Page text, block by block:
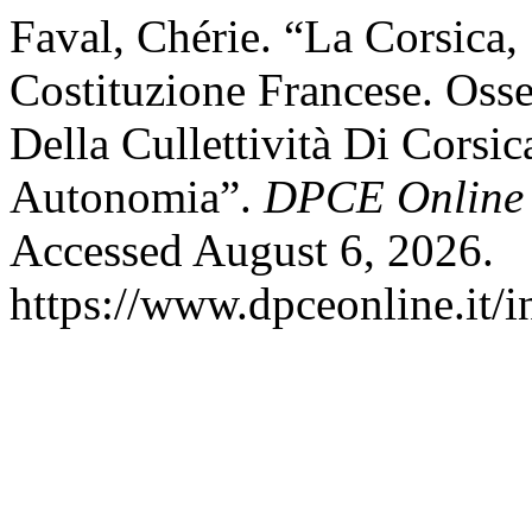
Faval, Chérie. “La Corsica,
Costituzione Francese.
Della Cullettività Di
Autonomia”. DPCE Online
Accessed August 6, 2026.
https://www.dpceonline.it/